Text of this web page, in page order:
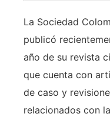
La Sociedad
publicó
año de su revista
que cuenta con
de caso y
relacionados con